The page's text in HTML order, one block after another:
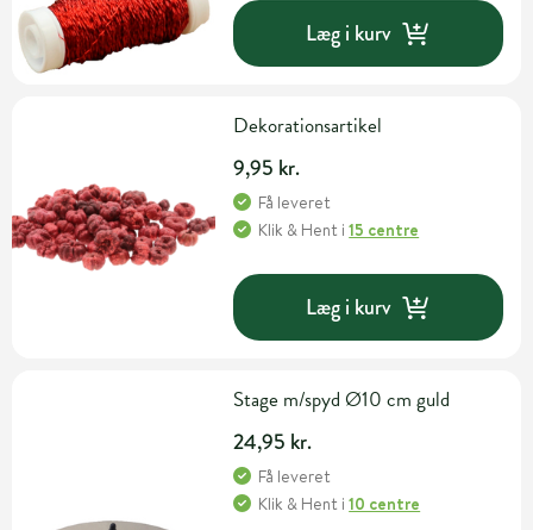
Læg i kurv
Dekorationsartikel
9,95 kr.
Få leveret
Klik & Hent i15 centre
Læg i kurv
Stage m/spyd Ø10 cm guld
24,95 kr.
Få leveret
Klik & Hent i10 centre